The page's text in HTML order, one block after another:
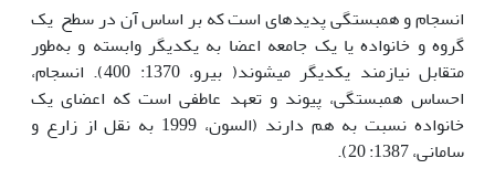
انسجام و همبستگی پدیده­ای است که بر اساس آن در سطح یک
گروه و خانواده یا یک جامعه اعضا به یکدیگر وابسته و به‌طور
متقابل نیازمند یکدیگر می­شوند( بیرو، 1370: 400). انسجام،
احساس همبستگی، پیوند و تعهد عاطفی است که اعضای یک
خانواده نسبت به هم دارند (السون، 1999 به نقل از زارع و
سامانی، 1387: 20).